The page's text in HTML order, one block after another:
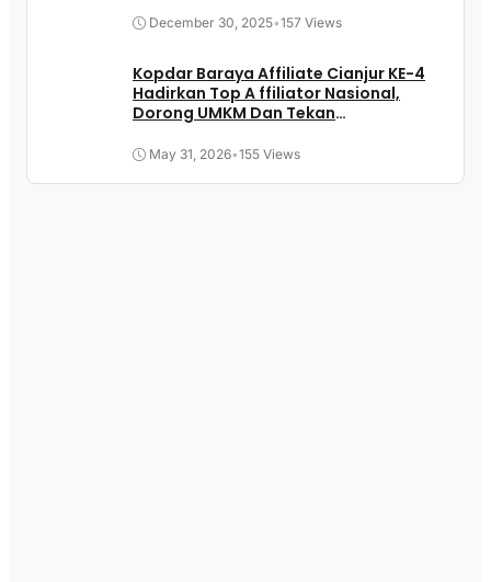
December 30, 2025•157 Views
Kopdar Baraya Affiliate Cianjur KE-4
Hadirkan Top A ffiliator Nasional,
Dorong UMKM Dan Tekan
May 31, 2026•155 Views